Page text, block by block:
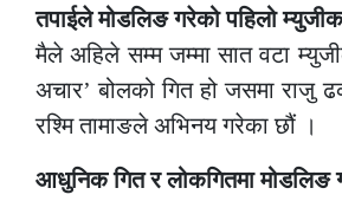
तपाईले मोडलिङ गरेको पहिलो
मैले अहिले सम्म जम्मा सात वटा
अचार’ बोलको गित हो जसमा राजु
रश्मि तामाङले अभिनय गरेका छौं ।
आधुनिक गित र लोकगितमा मोडलिङ